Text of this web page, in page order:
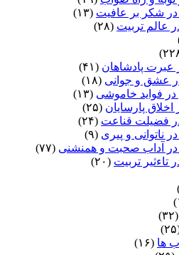
شکر بر عافیت (۱۳)
عالم تربیت (۲۸)
عبرت پادشاهان (۴۱)
عشق و جوانى (۱۸)
در فواید خاموشى (۱۳)
پارسایان (۲۵)
فضیلت قناعت (۲۴)
ناتوانى و پیرى (۹)
آداب صحبت و همنشنى (۷۷)
تاءثیر تربیت (۲۰)
(۳۲)
ها (۱۶)